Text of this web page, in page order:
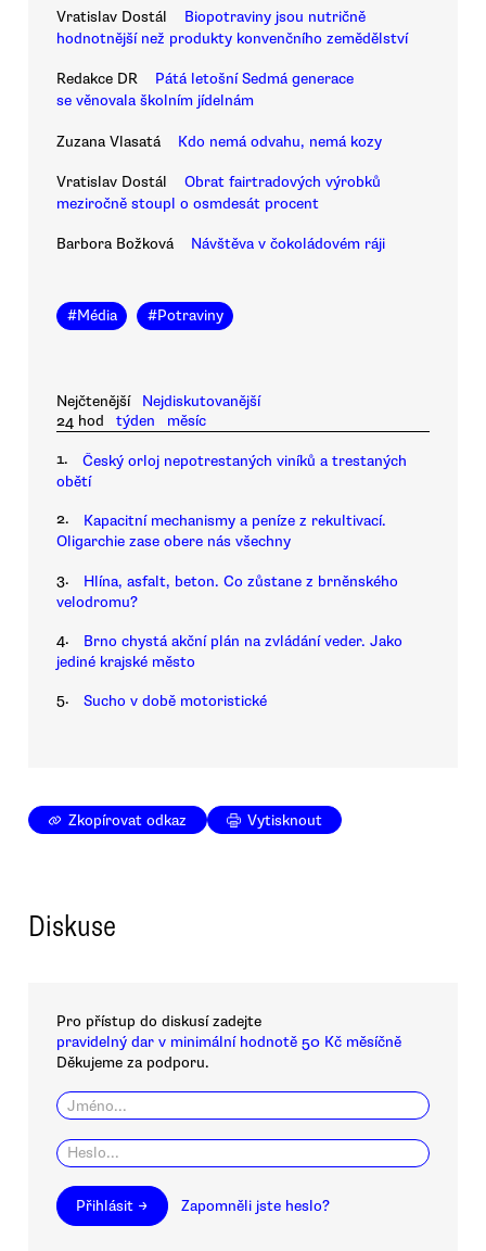
Vratislav Dostál
Biopotraviny jsou nutričně
hodnotnější než produkty konvenčního zemědělství
Redakce DR
Pátá letošní Sedmá generace
se věnovala školním jídelnám
Zuzana Vlasatá Kdo nemá odvahu, nemá kozy
Vratislav Dostál
Obrat fairtradových výrobků
meziročně stoupl o osmdesát procent
Barbora Božková Návštěva v čokoládovém ráji
#Média #Potraviny
Nejčtenější
Nejdiskutovanější
24 hod
týden měsíc
1.
Český orloj nepotrestaných viníků a trestaných
obětí
2.
Kapacitní mechanismy a peníze z rekultivací.
Oligarchie zase obere nás všechny
3.
Hlína, asfalt, beton. Co zůstane z brněnského
velodromu?
4.
Brno chystá akční plán na zvládání veder. Jako
jediné krajské město
5. Sucho v době motoristické
Zkopírovat odkaz Vytisknout
Diskuse
Pro přístup do diskusí zadejte
pravidelný dar v minimální hodnotě 50 Kč měsíčně
Děkujeme za podporu.
Přihlásit → Zapomněli jste heslo?